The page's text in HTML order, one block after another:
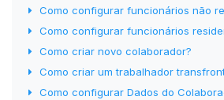
Como configurar funcionários não
Como configurar funcionários
Como criar novo colaborador?
Como criar um trabalhador
Como configurar Dados do